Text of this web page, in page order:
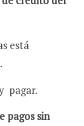
está
pagar.
pagos sin